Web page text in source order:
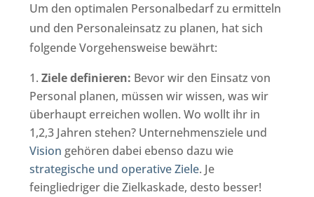
Um den optimalen Personalbedarf zu ermitteln
und den Personaleinsatz zu planen, hat sich
folgende Vorgehensweise bewährt:
Ziele definieren: Bevor wir den Einsatz von
Personal planen, müssen wir wissen, was wir
überhaupt erreichen wollen. Wo wollt ihr in
1,2,3 Jahren stehen? Unternehmensziele und
Vision gehören dabei ebenso dazu wie
strategische und operative Ziele. Je
feingliedriger die Zielkaskade, desto besser!